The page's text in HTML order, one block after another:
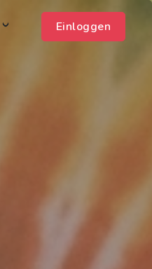
Einloggen